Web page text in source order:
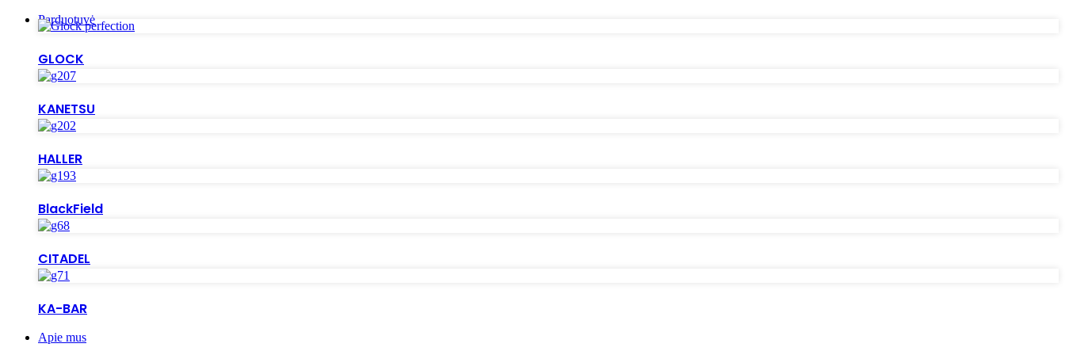
Parduotuvė
GLOCK
KANETSU
HALLER
BlackField
CITADEL
KA-BAR
Apie mus